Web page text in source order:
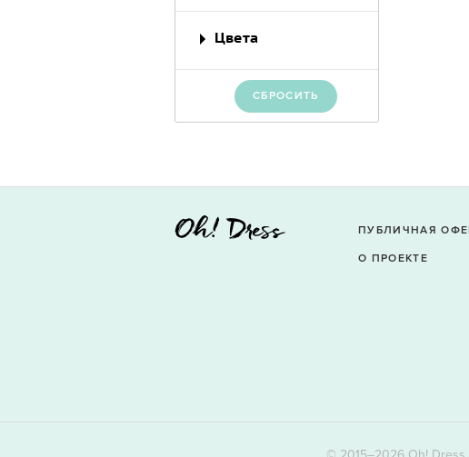
Цвета
СБРОСИТЬ
ПУБЛИЧНАЯ
О ПРОЕКТЕ